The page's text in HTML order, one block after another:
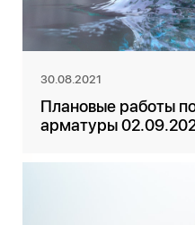
30.08.2021
Плановые работы
арматуры